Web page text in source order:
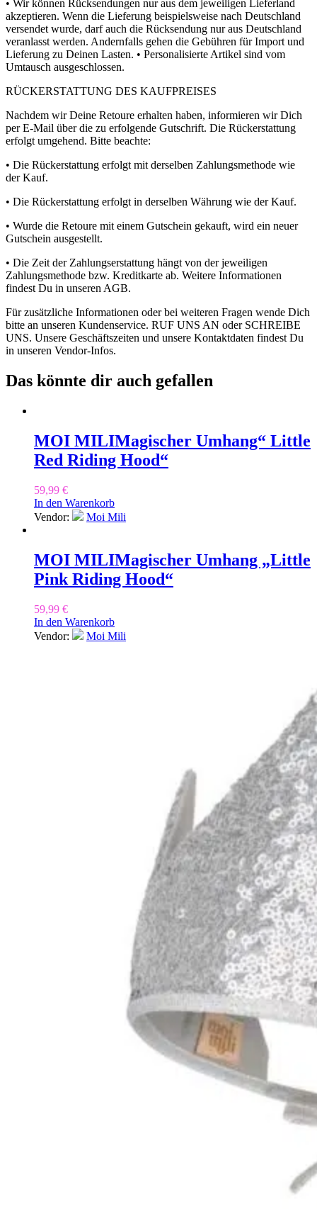
• Wir können Rücksendungen nur aus dem jeweiligen Lieferland
akzeptieren. Wenn die Lieferung beispielsweise nach Deutschland
versendet wurde, darf auch die Rücksendung nur aus Deutschland
veranlasst werden. Andernfalls gehen die Gebühren für Import und
Lieferung zu Deinen Lasten. • Personalisierte Artikel sind vom
Umtausch ausgeschlossen.
RÜCKERSTATTUNG DES KAUFPREISES
Nachdem wir Deine Retoure erhalten haben, informieren wir Dich
per E-Mail über die zu erfolgende Gutschrift. Die Rückerstattung
erfolgt umgehend. Bitte beachte:
• Die Rückerstattung erfolgt mit derselben Zahlungsmethode wie
der Kauf.
• Die Rückerstattung erfolgt in derselben Währung wie der Kauf.
• Wurde die Retoure mit einem Gutschein gekauft, wird ein neuer
Gutschein ausgestellt.
• Die Zeit der Zahlungserstattung hängt von der jeweiligen
Zahlungsmethode bzw. Kreditkarte ab. Weitere Informationen
findest Du in unseren AGB.
Für zusätzliche Informationen oder bei weiteren Fragen wende Dich
bitte an unseren Kundenservice. RUF UNS AN oder SCHREIBE
UNS. Unsere Geschäftszeiten und unsere Kontaktdaten findest Du
in unseren Vendor-Infos.
Das könnte dir auch gefallen
MOI MILIMagischer Umhang“ Little
Red Riding Hood“
59,99 €
In den Warenkorb
Vendor:
Moi Mili
MOI MILIMagischer Umhang „Little
Pink Riding Hood“
59,99 €
In den Warenkorb
Vendor:
Moi Mili